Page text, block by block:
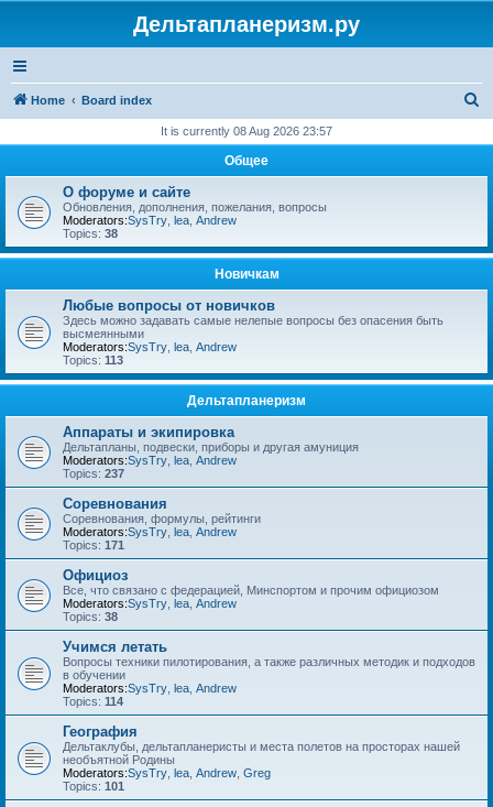
Дельтапланеризм.ру
Home Board index
r
It is currently 08 Aug 2026 23:57
Общее
О форуме и сайте
Обновления, дополнения, пожелания, вопросы
Moderators:SysTry lea Andrew
Topics: 38
Новичкам
Любые вопросы от новичков
Здесь можно задавать самые нелепые вопросы без опасения быть
высмеянными
Moderators:SysTry lea Andrew
Topics: 113
Дельтапланеризм
Аппараты и экипировка
Дельтапланы, подвески, приборы и другая амуниция
Moderators:SysTry lea Andrew
Topics: 237
Соревнования
Соревнования, формулы, рейтинги
Moderators:SysTry lea Andrew
Topics: 171
Официоз
Все, что связано с федерацией, Минспортом и прочим официозом
Moderators:SysTry lea Andrew
Topics: 38
Учимся летать
Вопросы техники пилотирования, а также различных методик и подходов
в обучении
Moderators:SysTry lea Andrew
Topics: 114
География
Дельтаклубы, дельтапланеристы и места полетов на просторах нашей
необъятной Родины
Moderators:SysTry lea Andrew Greg
Topics: 101